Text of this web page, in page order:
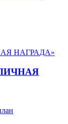
ЛИЧНАЯ